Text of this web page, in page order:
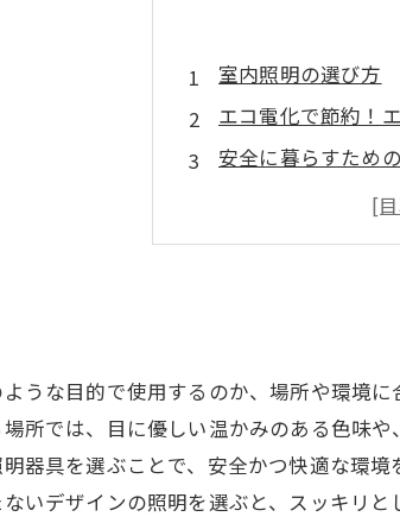
室内照明の選び方
エコ電化で節約！
安全に暮らすため
快適に過ごすため
災害時に必要な非
うな目的で使用するのか、場所や環境
所では、目に優しい温かみのある色味
器具を選ぶことで、安全かつ快適な環
いデザインの照明を選ぶと、スッキリ